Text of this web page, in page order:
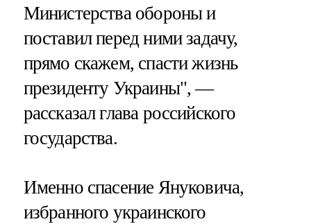
Министерства обороны и
поставил перед ними задачу,
прямо скажем, спасти жизнь
президенту Украины", —
рассказал глава российского
государства.
Именно спасение Януковича,
избранного украинского